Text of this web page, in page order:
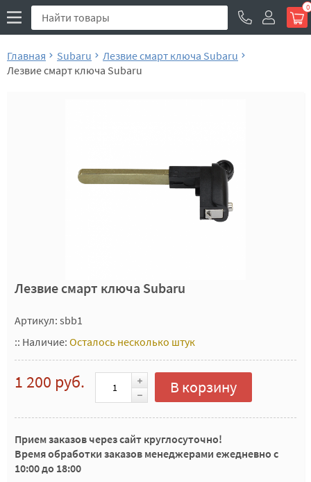
0
Главная Subaru
Лезвие смарт ключа Subaru
Лезвие смарт ключа Subaru
Лезвие смарт ключа Subaru
Артикул: sbb1
:: Наличие: Осталось несколько штук
1 200 руб. В корзину
Прием заказов через сайт круглосуточно!
Время обработки заказов менеджерами ежедневно с
10:00 до 18:00